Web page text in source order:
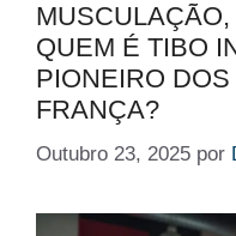
QUEM É TIBO
PIONEIRO
FRANÇA?
Outubro 23, 2025 por